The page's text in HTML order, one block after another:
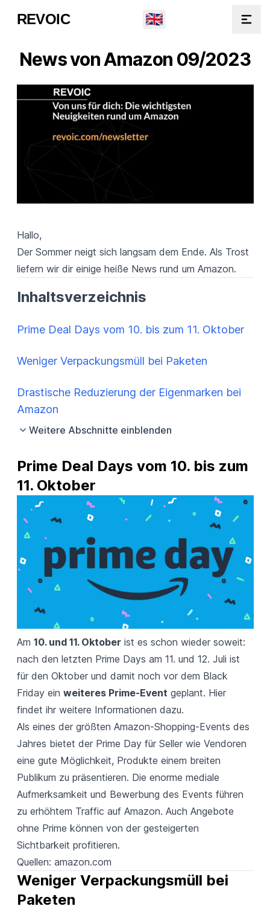
REVOIC 🇬🇧
News von Amazon 09/2023
Hallo,
Der Sommer neigt sich langsam dem Ende. Als Trost
liefern wir dir einige heiße News rund um Amazon.
Inhaltsverzeichnis
Prime Deal Days vom 10. bis zum 11. Oktober
Weniger Verpackungsmüll bei Paketen
Drastische Reduzierung der Eigenmarken bei
Amazon
Weitere Abschnitte einblenden
Prime Deal Days vom 10. bis zum
11. Oktober
Am 10.und 11. Oktoberist es schon wieder soweit:
nach den letzten Prime Days am 11. und 12. Juli ist
für den Oktober und damit noch vor dem Black
Friday ein weiteres Prime-Event geplant. Hier
findet ihr weitere Informationen dazu.
Als eines der größten Amazon-Shopping-Events des
Jahres bietet der Prime Day für Seller wie Vendoren
eine gute Möglichkeit, Produkte einem breiten
Publikum zu präsentieren. Die enorme mediale
Aufmerksamkeit und Bewerbung des Events führen
zu erhöhtem Traffic auf Amazon. Auch Angebote
ohne Prime können von der gesteigerten
Sichtbarkeit profitieren.
Quellen: amazon.com
Weniger Verpackungsmüll bei
Paketen